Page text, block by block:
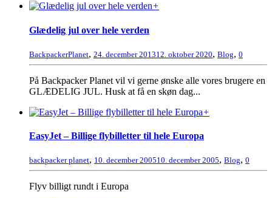
+
Glædelig jul over hele verden
BackpackerPlanet, 24. december 201312. oktober 2020, Blog, 0
På Backpacker Planet vil vi gerne ønske alle vores brugere en
GLÆDELIG JUL. Husk at få en skøn dag...
+
EasyJet – Billige flybilletter til hele Europa
backpacker planet, 10. december 200510. december 2005, Blog, 0
Flyv billigt rundt i Europa